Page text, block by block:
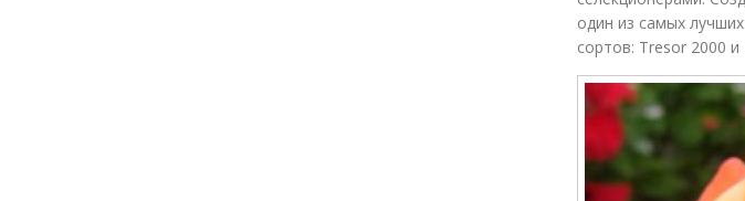
один из самых
сортов: Tresor 2000 и